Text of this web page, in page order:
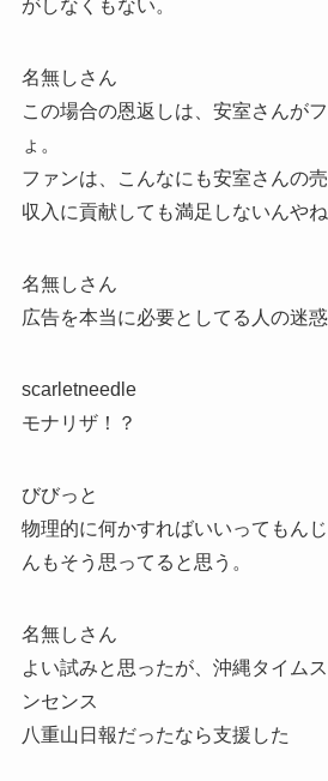
がしなくもない。
名無しさん
この場合の恩返しは、安室さんが
ょ。
ファンは、こんなにも安室さんの
収入に貢献しても満足しないんやね
名無しさん
広告を本当に必要としてる人の迷
scarletneedle
モナリザ！？
びびっと
物理的に何かすればいいってもん
んもそう思ってると思う。
名無しさん
よい試みと思ったが、沖縄タイム
ンセンス
八重山日報だったなら支援した